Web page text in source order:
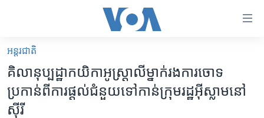
គេហទំព័រ​
ទាក់ទង
និង​
ចូល​
អន្តរជាតិ
អាមេរិក
អន្តរជាតិ
គិលានុប្បដ្ឋាកយិកា​អូស្រ្តាលី​ម្នាក់​រង​ការ​ចោទ​
ប្រកាន់​ពី​ការ​ផ្តល់​ជំនួយ​ទៅ​កាន់​ក្រុម​រដ្ឋ​អ៊ីស្លាម​នៅ​
ស៊ីរី